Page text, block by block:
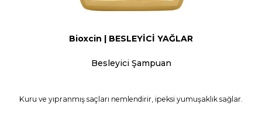
Bioxcin | BESLEYİCİ YAĞLAR
Besleyici Şampuan
Kuru ve yıpranmış saçları nemlendirir, ipeksi yumuşaklık sağlar.